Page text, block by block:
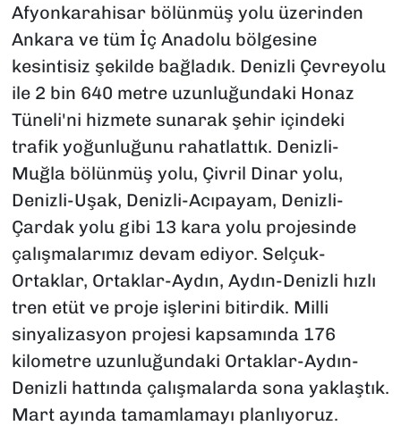
Afyonkarahisar bölünmüş yolu üzerinden
Ankara ve tüm İç Anadolu bölgesine
kesintisiz şekilde bağladık. Denizli Çevreyolu
ile 2 bin 640 metre uzunluğundaki Honaz
Tüneli'ni hizmete sunarak şehir içindeki
trafik yoğunluğunu rahatlattık. Denizli-
Muğla bölünmüş yolu, Çivril Dinar yolu,
Denizli-Uşak, Denizli-Acıpayam, Denizli-
Çardak yolu gibi 13 kara yolu projesinde
çalışmalarımız devam ediyor. Selçuk-
Ortaklar, Ortaklar-Aydın, Aydın-Denizli hızlı
tren etüt ve proje işlerini bitirdik. Milli
sinyalizasyon projesi kapsamında 176
kilometre uzunluğundaki Ortaklar-Aydın-
Denizli hattında çalışmalarda sona yaklaştık.
Mart ayında tamamlamayı planlıyoruz.